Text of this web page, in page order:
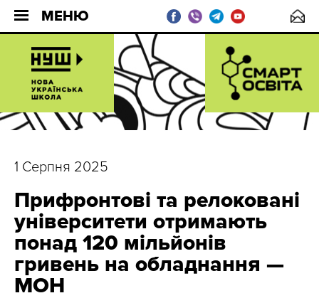
МЕНЮ
1 Серпня 2025
Прифронтові та релоковані
університети отримають
понад 120 мільйонів
гривень на обладнання —
МОН